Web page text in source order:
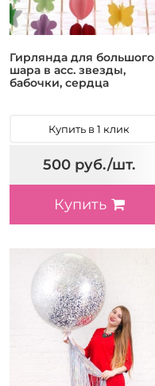
Гирлянда для большого
шара в асс. звезды,
бабочки, сердца
Купить в 1 клик
500 руб./шт.
Купить